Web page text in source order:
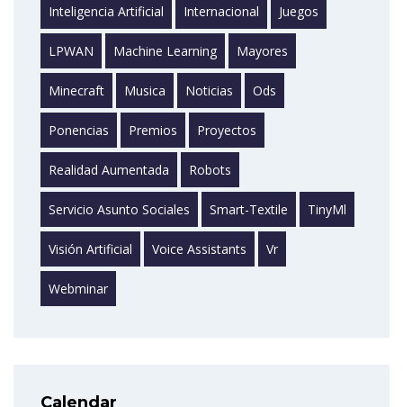
Inteligencia Artificial Internacional Juegos
LPWAN Machine Learning Mayores
Minecraft Musica Noticias Ods
Ponencias Premios Proyectos
Realidad Aumentada Robots
Servicio Asunto Sociales Smart-Textile TinyMl
Visión Artificial Voice Assistants Vr
Webminar
Calendar